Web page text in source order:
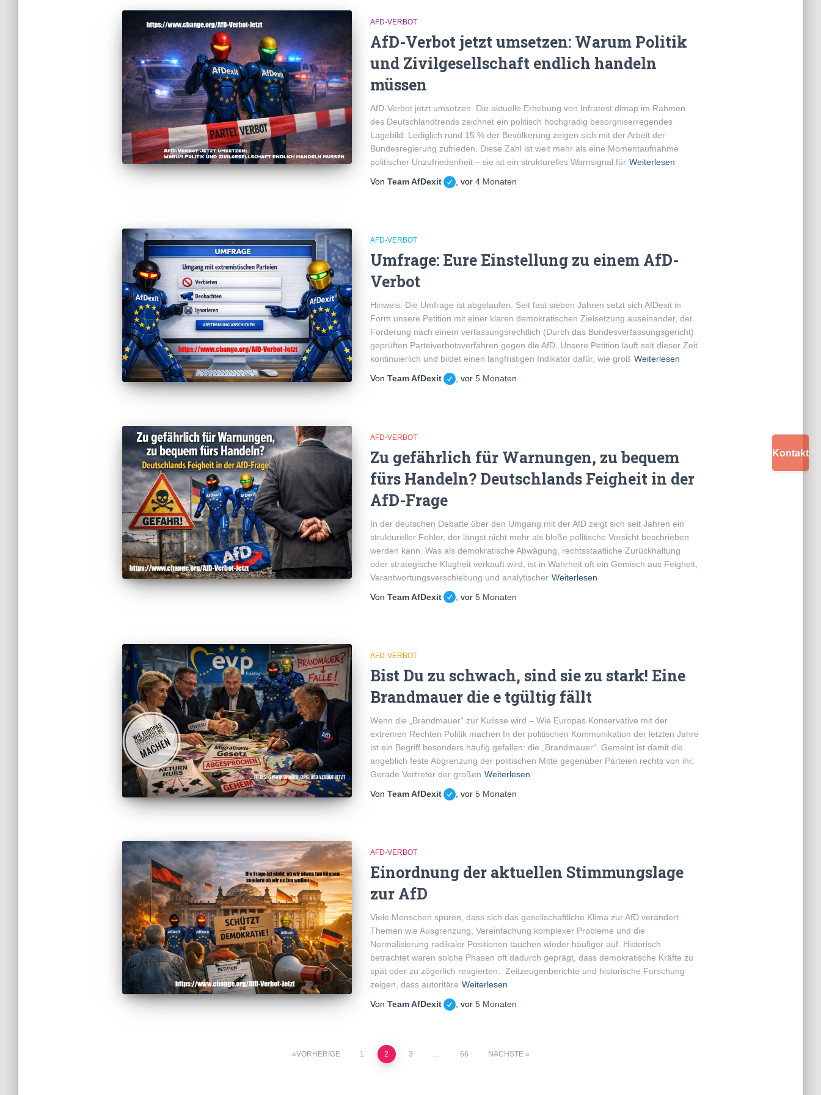
AFD-VERBOT
AfD-Verbot jetzt umsetzen: Warum Politik
und Zivilgesellschaft endlich handeln
müssen
AfD-Verbot jetzt umsetzen. Die aktuelle Erhebung von Infratest dimap im Rahmen
des Deutschlandtrends zeichnet ein politisch hochgradig besorgniserregendes
Lagebild: Lediglich rund 15 % der Bevölkerung zeigen sich mit der Arbeit der
Bundesregierung zufrieden. Diese Zahl ist weit mehr als eine Momentaufnahme
politischer Unzufriedenheit – sie ist ein strukturelles Warnsignal für Weiterlesen
Von Team AfDexit , vor 4 Monaten
AFD-VERBOT
Umfrage: Eure Einstellung zu einem AfD-
Verbot
Hinweis: Die Umfrage ist abgelaufen. Seit fast sieben Jahren setzt sich AfDexit in
Form unsere Petition mit einer klaren demokratischen Zielsetzung auseinander, der
Forderung nach einem verfassungsrechtlich (Durch das Bundesverfassungsgericht)
geprüften Parteiverbotsverfahren gegen die AfD. Unsere Petition läuft seit dieser Zeit
kontinuierlich und bildet einen langfristigen Indikator dafür, wie groß Weiterlesen
Von Team AfDexit , vor 5 Monaten
AFD-VERBOT
Zu gefährlich für Warnungen, zu bequem
fürs Handeln? Deutschlands Feigheit in der
AfD-Frage
In der deutschen Debatte über den Umgang mit der AfD zeigt sich seit Jahren ein
struktureller Fehler, der längst nicht mehr als bloße politische Vorsicht beschrieben
werden kann. Was als demokratische Abwägung, rechtsstaatliche Zurückhaltung
oder strategische Klugheit verkauft wird, ist in Wahrheit oft ein Gemisch aus Feigheit,
Verantwortungsverschiebung und analytischer Weiterlesen
Von Team AfDexit , vor 5 Monaten
AFD-VERBOT
Bist Du zu schwach, sind sie zu stark! Eine
Brandmauer die e tgültig fällt
Wenn die „Brandmauer“ zur Kulisse wird – Wie Europas Konservative mit der
extremen Rechten Politik machen In der politischen Kommunikation der letzten Jahre
ist ein Begriff besonders häufig gefallen: die „Brandmauer“. Gemeint ist damit die
angeblich feste Abgrenzung der politischen Mitte gegenüber Parteien rechts von ihr.
Gerade Vertreter der großen Weiterlesen
Von Team AfDexit , vor 5 Monaten
AFD-VERBOT
Einordnung der aktuellen Stimmungslage
zur AfD
Viele Menschen spüren, dass sich das gesellschaftliche Klima zur AfD verändert.
Themen wie Ausgrenzung, Vereinfachung komplexer Probleme und die
Normalisierung radikaler Positionen tauchen wieder häufiger auf. Historisch
betrachtet waren solche Phasen oft dadurch geprägt, dass demokratische Kräfte zu
spät oder zu zögerlich reagierten. Zeitzeugenberichte und historische Forschung
zeigen, dass autoritäre Weiterlesen
Von Team AfDexit , vor 5 Monaten
VORHERIGE 1 2 3 … 66 NÄCHSTE
Kontakt